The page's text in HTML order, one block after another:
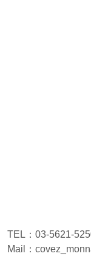
TEL：03-5621-
Mail：